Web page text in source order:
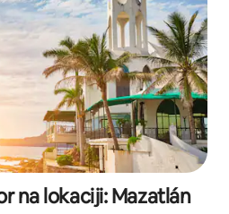
na lokaciji: Mazatlán